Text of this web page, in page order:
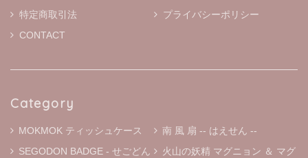
二宮こずえさんがYouTubeでファンの方からいただいたと
に可愛い♬ お友達にもプレゼントしたいです。 大切に使
います。
特定商取引法
プライバシーポリシー
CONTACT
Category
MOKMOK ティッシュケース
南 風 扇 -- はえせん --
SEGODON BADGE - せごどん
火山の妖精 マグニョン ＆ マグ